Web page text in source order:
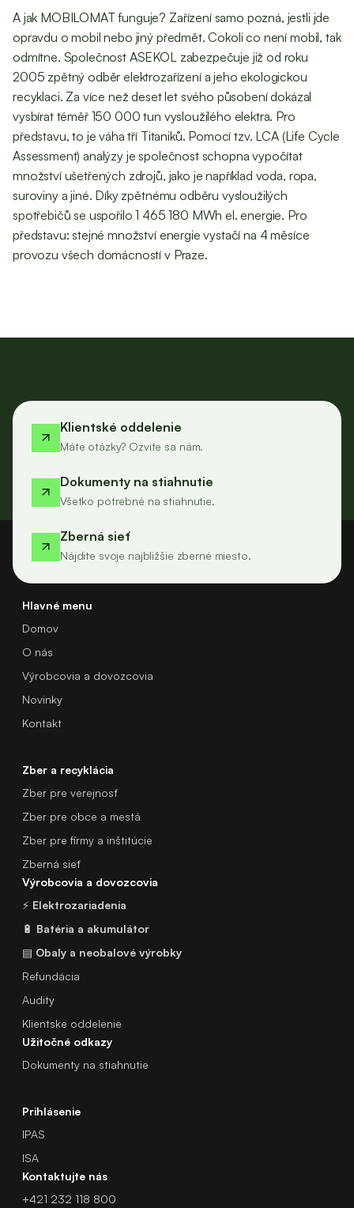
A jak MOBILOMAT funguje? Zařízení samo pozná, jestli jde
opravdu o mobil nebo jiný předmět. Cokoli co není mobil, tak
odmítne. Společnost ASEKOL zabezpečuje již od roku
2005 zpětný odběr elektrozařízení a jeho ekologickou
recyklaci. Za více než deset let svého působení dokázal
vysbírat téměř 150 000 tun vysloužilého elektra. Pro
představu, to je váha tří Titaniků. Pomocí tzv. LCA (Life Cycle
Assessment) analýzy je společnost schopna vypočítat
množství ušetřených zdrojů, jako je například voda, ropa,
suroviny a jiné. Díky zpětnému odběru vysloužilých
spotřebičů se uspořilo 1 465 180 MWh el. energie. Pro
představu: stejné množství energie vystačí na 4 měsíce
provozu všech domácností v Praze.
Klientské oddelenie
Máte otázky? Ozvite sa nám.
Dokumenty na stiahnutie
Všetko potrebné na stiahnutie.
Zberná sieť
Nájdite svoje najbližšie zberné miesto.
Hlavné menu
Domov
O nás
Výrobcovia a dovozcovia
Novinky
Kontakt
Zber a recyklácia
Zber pre verejnosť
Zber pre obce a mestá
Zber pre firmy a inštitúcie
Zberná sieť
Výrobcovia a dovozcovia
⚡ Elektrozariadenia
🔋 Batéria a akumulátor
▤ Obaly a neobalové výrobky
Refundácia
Audity
Klientske oddelenie
Užitočné odkazy
Dokumenty na stiahnutie
Prihlásenie
IPAS
ISA
Kontaktujte nás
+421 232 118 800